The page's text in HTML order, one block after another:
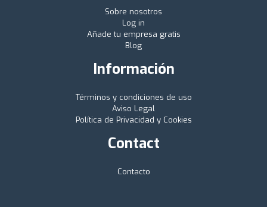
Sobre nosotros
Log in
Añade tu empresa gratis
Blog
Información
Términos y condiciones de uso
Aviso Legal
Política de Privacidad y Cookies
Contact
Contacto